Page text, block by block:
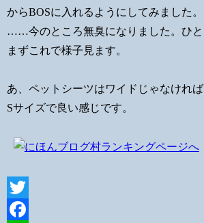
からBOSに入れるようにしてみました。
……今のところ無臭になりました。ひと
まずこれで様子見ます。
あ、ペットシーツはワイドじゃなければ
Sサイズで良い感じです。
Twitter